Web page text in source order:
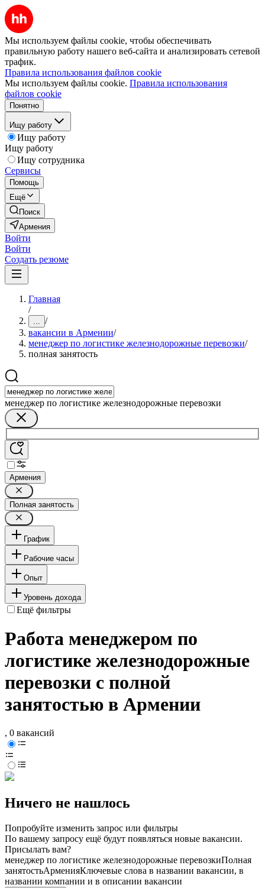
Мы используем файлы cookie, чтобы обеспечивать
правильную работу нашего веб-сайта и анализировать сетевой
трафик.
Правила использования файлов cookie
Мы используем файлы cookie. Правила использования
файлов cookie
Понятно
Ищу работу
Ищу работу
Ищу работу
Ищу сотрудника
Сервисы
Помощь
Ещё
Поиск
Армения
Войти
Войти
Создать резюме
Главная
/
... /
вакансии в Армении/
менеджер по логистике железнодорожные перевозки/
полная занятость
менеджер по логистике железнодорожные перевозки
Армения
Полная занятость
График
Рабочие часы
Опыт
Уровень дохода
Ещё фильтры
Работа менеджером по
логистике железнодорожные
перевозки с полной
занятостью в Армении
, 0 вакансий
Ничего не нашлось
Попробуйте изменить запрос или фильтры
По вашему запросу ещё будут появляться новые вакансии.
Присылать вам?
менеджер по логистике железнодорожные перевозкиПолная
занятостьАрменияКлючевые слова в названии вакансии, в
названии компании и в описании вакансии